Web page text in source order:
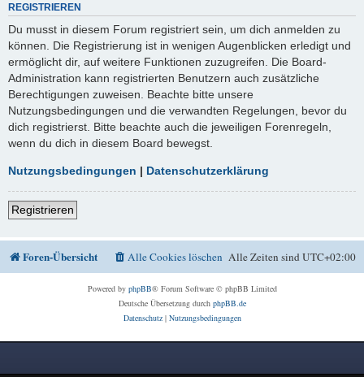
REGISTRIEREN
Du musst in diesem Forum registriert sein, um dich anmelden zu
können. Die Registrierung ist in wenigen Augenblicken erledigt und
ermöglicht dir, auf weitere Funktionen zuzugreifen. Die Board-
Administration kann registrierten Benutzern auch zusätzliche
Berechtigungen zuweisen. Beachte bitte unsere
Nutzungsbedingungen und die verwandten Regelungen, bevor du
dich registrierst. Bitte beachte auch die jeweiligen Forenregeln,
wenn du dich in diesem Board bewegst.
Nutzungsbedingungen | Datenschutzerklärung
Registrieren
Foren-Übersicht Alle Zeiten sindUTC+02:00
Alle Cookies löschen
Powered by phpBB® Forum Software © phpBB Limited
Deutsche Übersetzung durch phpBB.de
Datenschutz| Nutzungsbedingungen